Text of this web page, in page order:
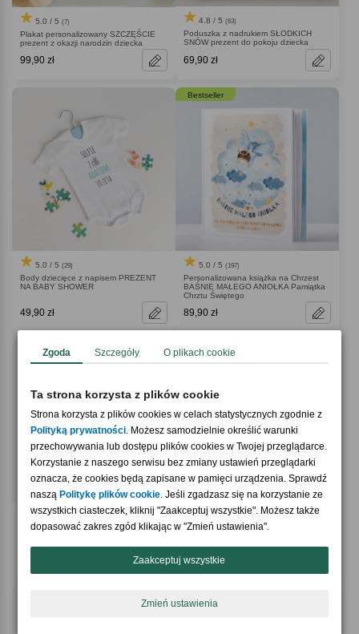
5.0 / 5 (7)
Plakat personalizowany SZCZĘŚCIE
prezent z okazji narodzin dziecka
99,90 zł
4.8 / 5 (63)
Poduszka z nadrukiem SŁODKICH
SNÓW prezent do pokoju dziecka
69,90 zł
5.0 / 5 (29)
Body dziecięce z napisem PREZENT
NA BABY SHOWER
49,90 zł
Bestseller
5.0 / 5 (197)
Personalizowana książka na Chrzest
BAŚNIE MAŁEGO ANIOŁKA Pamiątka
Chrztu Świętego
89,90 zł
4.9 / 5
Duże pudełko prezentowe na magnes
4.7 / 5 (27)
Pudełko prezentowe na magnes
29,90 zł
Zgoda Szczegóły O plikach cookie
Ta strona korzysta z plików cookie
Strona korzysta z plików cookies w celach statystycznych zgodnie z
Polityką prywatności. Możesz samodzielnie określić warunki
przechowywania lub dostępu plików cookies w Twojej przeglądarce.
Korzystanie z naszego serwisu bez zmiany ustawień przeglądarki
oznacza, że cookies będą zapisane w pamięci urządzenia. Sprawdź
naszą Politykę plików cookie. Jeśli zgadzasz się na korzystanie ze
wszystkich ciasteczek, kliknij "Zaakceptuj wszystkie". Możesz także
dopasować zakres zgód klikając w "Zmień ustawienia".
Zaakceptuj wszystkie
Zmień ustawienia